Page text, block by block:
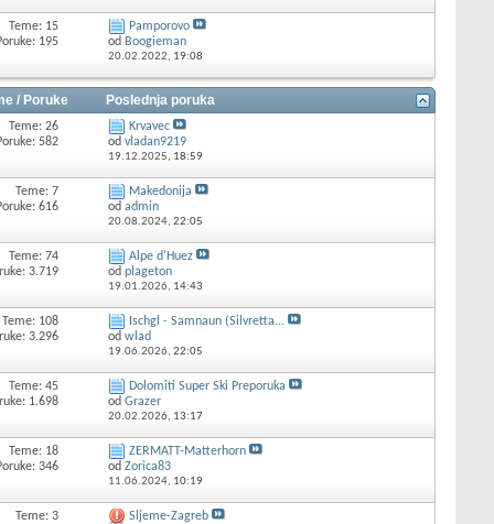
Teme: 15
195
Pamporovo
od Boogieman
20.02.2022, 19:08
/ Poruke Poslednja poruka
Teme: 26
582
Krvavec
od vladan9219
19.12.2025, 18:59
Teme: 7
616
Makedonija
od admin
20.08.2024, 22:05
Teme: 74
3.719
Alpe d'Huez
od plageton
19.01.2026, 14:43
Teme: 108
3.296
Ischgl - Samnaun (Silvretta...
od wlad
19.06.2026, 22:05
Teme: 45
1.698
Dolomiti Super Ski Preporuka
od Grazer
20.02.2026, 13:17
Teme: 18
346
ZERMATT-Matterhorn
od Zorica83
11.06.2024, 10:19
Teme: 3
Sljeme-Zagreb